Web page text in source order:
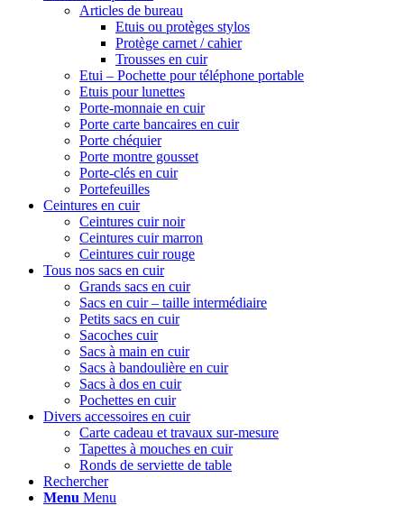
Articles de bureau
Etuis ou protèges stylos
Protège carnet / cahier
Trousses en cuir
Etui – Pochette pour téléphone portable
Etuis pour lunettes
Porte-monnaie en cuir
Porte carte bancaires en cuir
Porte chéquier
Porte montre gousset
Porte-clés en cuir
Portefeuilles
Ceintures en cuir
Ceintures cuir noir
Ceintures cuir marron
Ceintures cuir rouge
Tous nos sacs en cuir
Grands sacs en cuir
Sacs en cuir – taille intermédiaire
Petits sacs en cuir
Sacoches cuir
Sacs à main en cuir
Sacs à bandoulière en cuir
Sacs à dos en cuir
Pochettes en cuir
Divers accessoires en cuir
Carte cadeau et travaux sur-mesure
Tapettes à mouches en cuir
Ronds de serviette de table
Rechercher
Menu Menu